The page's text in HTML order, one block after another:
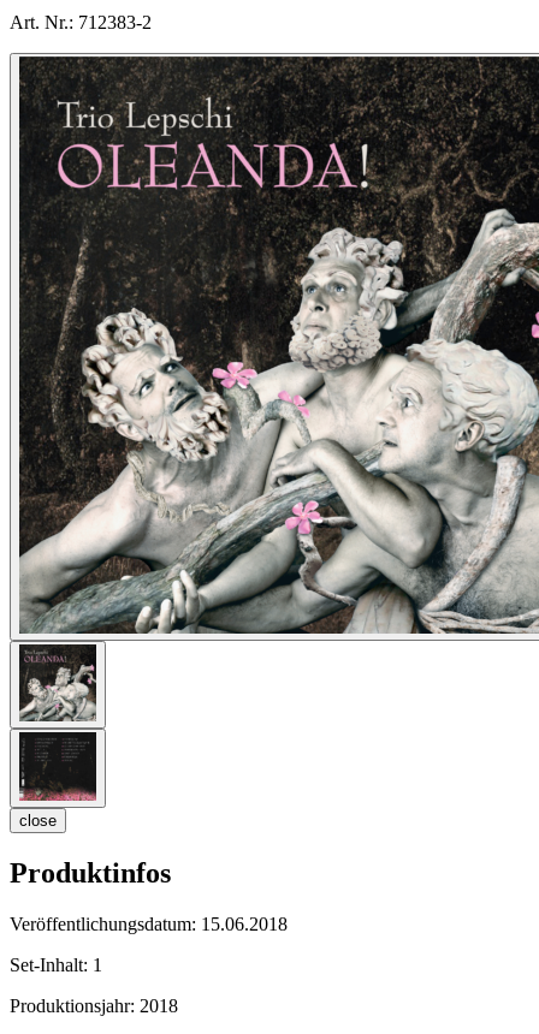
Art. Nr.: 712383-2
close
Produktinfos
Veröffentlichungsdatum: 15.06.2018
Set-Inhalt: 1
Produktionsjahr: 2018